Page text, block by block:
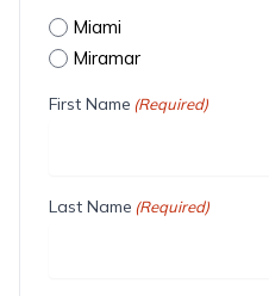
Miami
Miramar
First Name (Required)
Last Name (Required)